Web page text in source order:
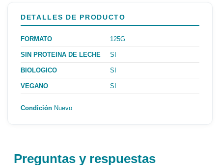
DETALLES DE PRODUCTO
FORMATO 125G
SIN PROTEINA DE LECHE SI
BIOLOGICO SI
VEGANO SI
Condición Nuevo
Preguntas y respuestas